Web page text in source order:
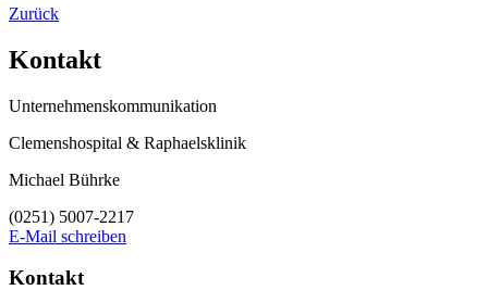
Zurück
Kontakt
Unternehmenskommunikation
Clemenshospital & Raphaelsklinik
Michael Bührke
(0251) 5007-2217
E-Mail schreiben
Kontakt